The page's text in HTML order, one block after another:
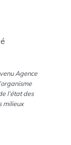
Agence
l’état des
milieux